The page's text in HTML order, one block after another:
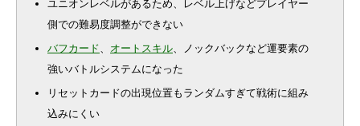
ユニオンレベルがあるため、レベル上げなどプレイヤー
側での難易度調整ができない
バフカード、 オートスキル、ノックバックなど運要素の
強いバトルシステムになった
リセットカードの出現位置もランダムすぎて戦術に組み
込みにくい